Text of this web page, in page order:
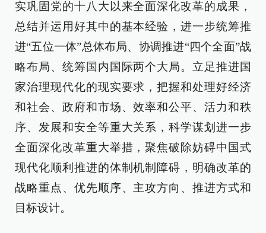
实巩固党的十八大以来全面深化改革的成果，
总结并运用好其中的基本经验，进一步统筹推
进“五位一体”总体布局、协调推进“四个全面”战
略布局、统筹国内国际两个大局。立足推进国
家治理现代化的现实要求，把握和处理好经济
和社会、政府和市场、效率和公平、活力和秩
序、发展和安全等重大关系，科学谋划进一步
全面深化改革重大举措，聚焦破除妨碍中国式
现代化顺利推进的体制机制障碍，明确改革的
战略重点、优先顺序、主攻方向、推进方式和
目标设计。